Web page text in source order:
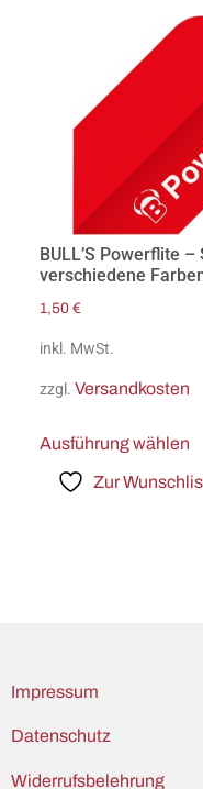
BULL’S Powerflite –
verschiedene
1,50 €
inkl. MwSt.
zzgl. Versandkosten
Ausführung wählen
Zur
Impressum
Datenschutz
Widerrufsbelehrung